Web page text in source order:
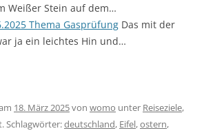
Weißer Stein auf dem…
Thema Gasprüfung Das mit der
ja ein leichtes Hin und…
18. März 2025von womo unter Reiseziele,
Schlagwörter:deutschland, Eifel,ostern,